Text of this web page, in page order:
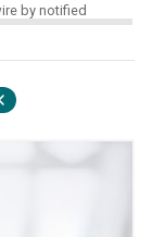
by notified